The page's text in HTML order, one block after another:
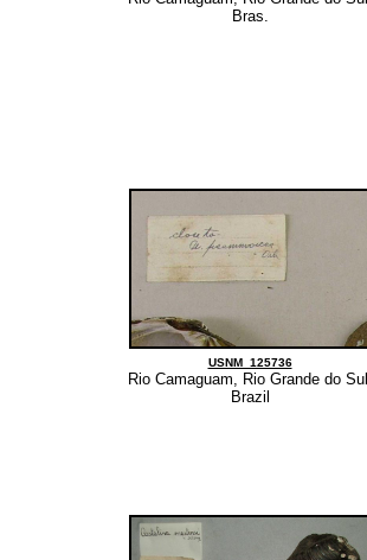
Bras.
USNM_125736
Rio Camaguam, Rio Grande do
Brazil